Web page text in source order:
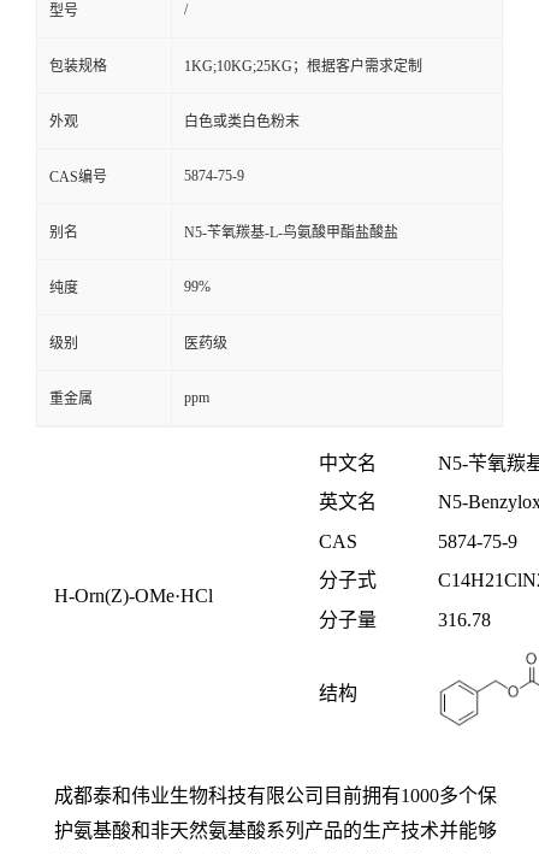
型号 /
包装规格 1KG;10KG;25KG；根据客户需求定制
外观 白色或类白色粉末
CAS编号 5874-75-9
别名 N5-苄氧羰基-L-鸟氨酸甲酯盐酸盐
纯度 99%
级别 医药级
重金属 ppm
H-Orn(Z)-OMe·HCl
中文名 N5-苄氧羰
英文名
N5-
CAS
5874-75-9
分子式
C14H21ClN
分子量
316.78
结构
成都泰和伟业生物科技有限公司目前拥有1000多个保
护氨基酸和非天然氨基酸系列产品的生产技术并能够